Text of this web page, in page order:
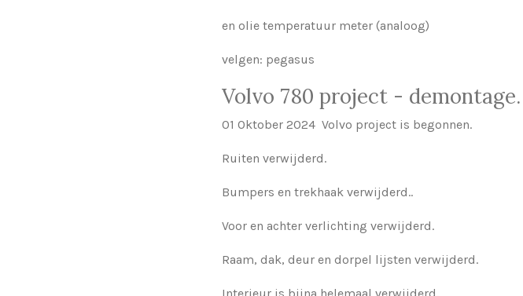
en olie temperatuur meter (analoog)
velgen: pegasus
Volvo 780 project - demontage.
01 Oktober 2024 Volvo project is begonnen.
Ruiten verwijderd.
Bumpers en trekhaak verwijderd..
Voor en achter verlichting verwijderd.
Raam, dak, deur en dorpel lijsten verwijderd.